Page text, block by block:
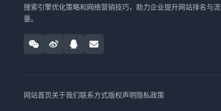
搜索引擎优化策略和网络营销技巧，助力企业提升网站排名与流
量。
网站首页关于我们联系方式版权声明隐私政策